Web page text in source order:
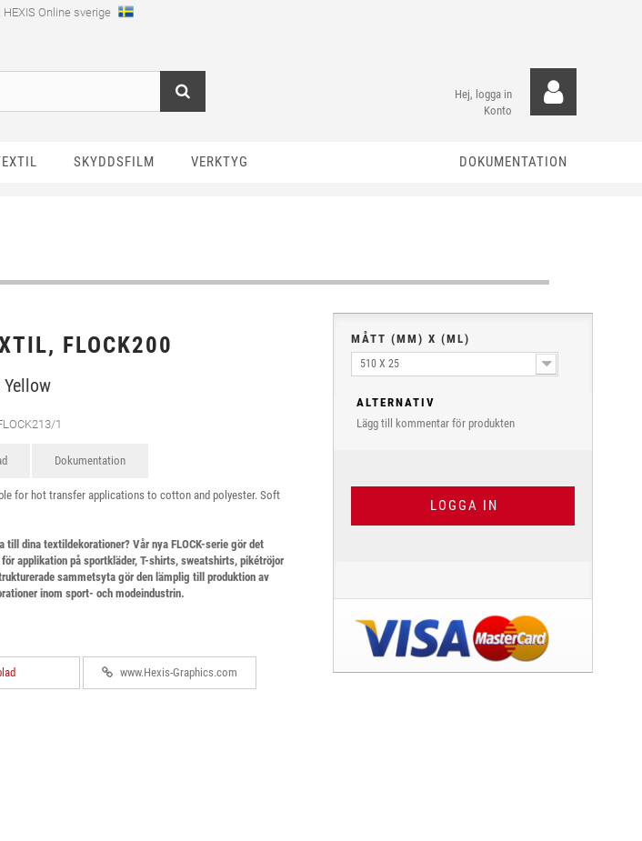
Online sverige
Hej, logga in
Konto
SKYDDSFILM VERKTYG DOKUMENTATION
FLOCK200
Yellow
1
Dokumentation
for hot transfer applications to cotton and polyester. Soft
till dina textildekorationer? Vår nya FLOCK-serie gör det
applikation på sportkläder, T-shirts, sweatshirts, pikétröjor
sammetsyta gör den lämplig till produktion av
inom sport- och modeindustrin.
www.Hexis-Graphics.com
MÅTT (MM) X (ML)
510 X 25
ALTERNATIV
Lägg till kommentar för produkten
LOGGA IN